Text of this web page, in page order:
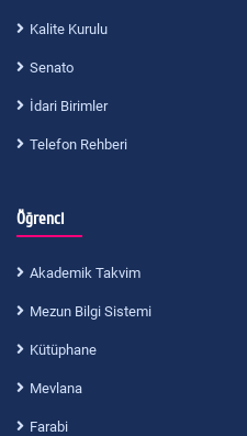
Kalite Kurulu
Senato
İdari Birimler
Telefon Rehberi
Öğrenci
Akademik Takvim
Mezun Bilgi Sistemi
Kütüphane
Mevlana
Farabi